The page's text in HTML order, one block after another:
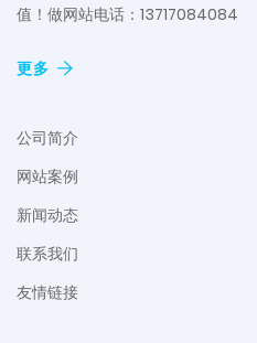
值！做网站电话：13717084084
更多
公司简介
网站案例
新闻动态
联系我们
友情链接